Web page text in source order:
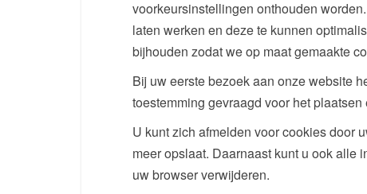
voorkeursinstellingen onthouden
laten werken en deze te kunnen
bijhouden zodat we op maat gemaakte
Bij uw eerste bezoek aan onze website
toestemming gevraagd voor het plaatsen
U kunt zich afmelden voor cookies door
meer opslaat. Daarnaast kunt u ook alle
uw browser verwijderen.